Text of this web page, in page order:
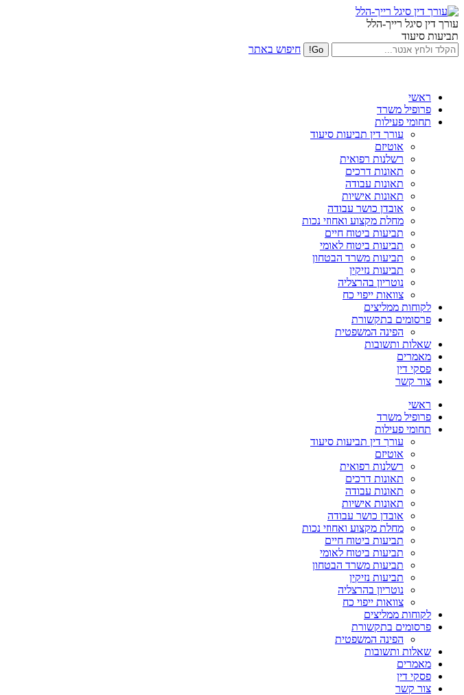
עורך דין סיגל רייך-הלל
תביעות סיעוד
חיפוש באתר
ראשי
פרופיל משרד
תחומי פעילות
עורך דין תביעות סיעוד
אוטיזם
רשלנות רפואית
תאונות דרכים
תאונות עבודה
תאונות אישיות
אובדן כושר עבודה
מחלת מקצוע ואחוזי נכות
תביעות ביטוח חיים
תביעות ביטוח לאומי
תביעות משרד הבטחון
תביעות נזיקין
נוטריון בהרצליה
צוואות ייפוי כח
לקוחות ממליצים
פרסומים בתקשורת
הפינה המשפטית
שאלות ותשובות
מאמרים
פסקי דין
צור קשר
ראשי
פרופיל משרד
תחומי פעילות
עורך דין תביעות סיעוד
אוטיזם
רשלנות רפואית
תאונות דרכים
תאונות עבודה
תאונות אישיות
אובדן כושר עבודה
מחלת מקצוע ואחוזי נכות
תביעות ביטוח חיים
תביעות ביטוח לאומי
תביעות משרד הבטחון
תביעות נזיקין
נוטריון בהרצליה
צוואות ייפוי כח
לקוחות ממליצים
פרסומים בתקשורת
הפינה המשפטית
שאלות ותשובות
מאמרים
פסקי דין
צור קשר